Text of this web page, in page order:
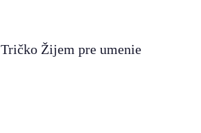
Tričko Žijem pre umenie